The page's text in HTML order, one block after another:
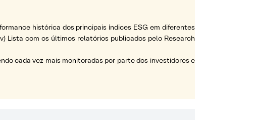
histórica dos principais índices ESG em diferentes
Lista com os últimos relatórios publicados pelo Research
cada vez mais monitoradas por parte dos investidores e